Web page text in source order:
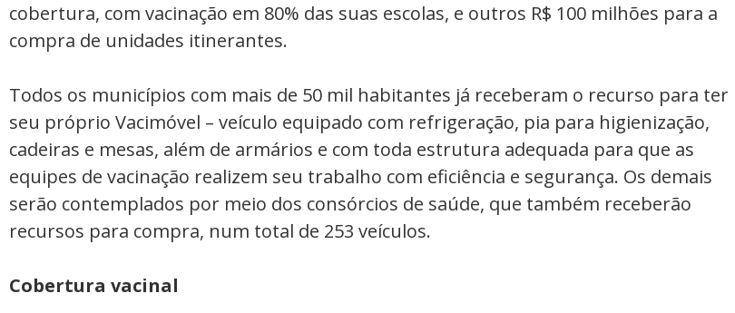
cobertura, com vacinação em 80% das suas escolas, e outros R$ 100 milhões para a
compra de unidades itinerantes.
Todos os municípios com mais de 50 mil habitantes já receberam o recurso para ter
seu próprio Vacimóvel – veículo equipado com refrigeração, pia para higienização,
cadeiras e mesas, além de armários e com toda estrutura adequada para que as
equipes de vacinação realizem seu trabalho com eficiência e segurança. Os demais
serão contemplados por meio dos consórcios de saúde, que também receberão
recursos para compra, num total de 253 veículos.
Cobertura vacinal